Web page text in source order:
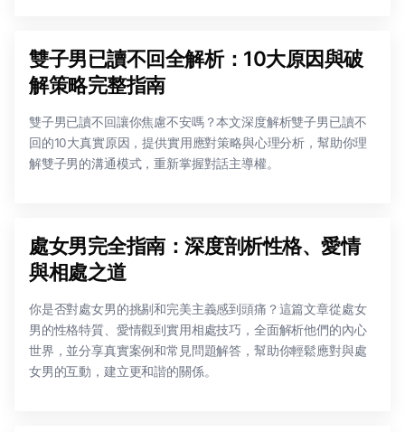
雙子男已讀不回全解析：10大原因與破
解策略完整指南
雙子男已讀不回讓你焦慮不安嗎？本文深度解析雙子男已讀不
回的10大真實原因，提供實用應對策略與心理分析，幫助你理
解雙子男的溝通模式，重新掌握對話主導權。
處女男完全指南：深度剖析性格、愛情
與相處之道
你是否對處女男的挑剔和完美主義感到頭痛？這篇文章從處女
男的性格特質、愛情觀到實用相處技巧，全面解析他們的內心
世界，並分享真實案例和常見問題解答，幫助你輕鬆應對與處
女男的互動，建立更和諧的關係。